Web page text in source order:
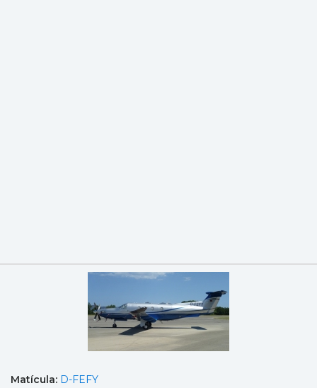
Matícula: D-FEFY